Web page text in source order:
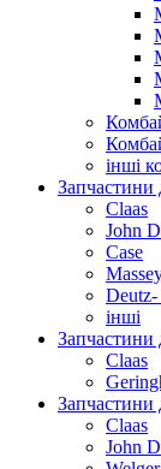
інші
Запчастини
Claas
John
Case
Deutz-
інші
Запчастини
Claas
Запчастини
Claas
John